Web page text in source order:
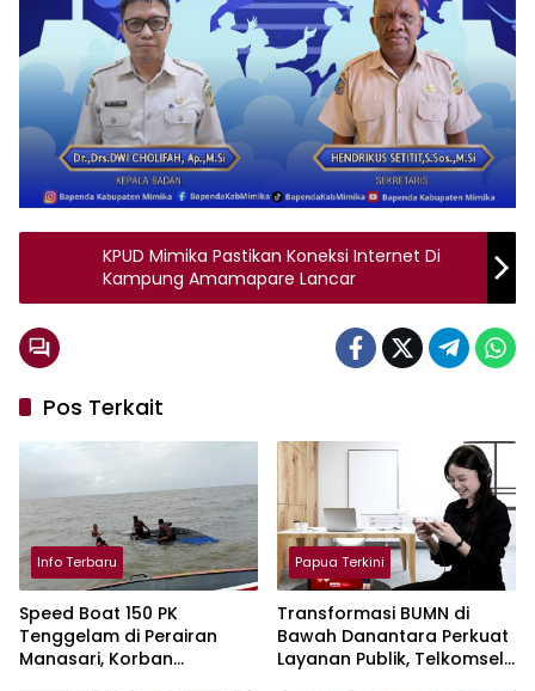
KPUD Mimika Pastikan Koneksi Internet Di
Kampung Amamapare Lancar
Pos Terkait
Info Terbaru
Speed Boat 150 PK
Tenggelam di Perairan
Manasari, Korban
Papua Terkini
Transformasi BUMN di
Bawah Danantara Perkuat
Layanan Publik, Telkomsel